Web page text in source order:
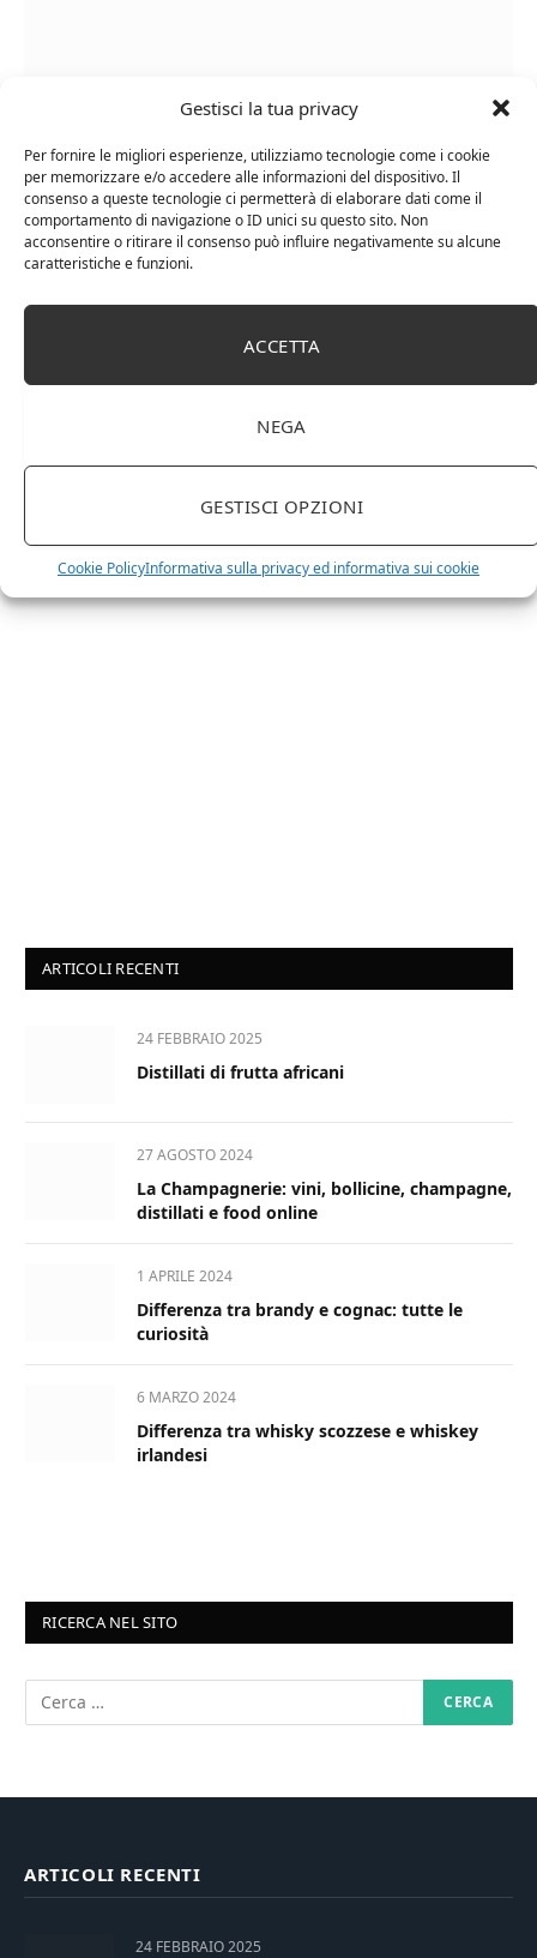
Gestisci la tua privacy
Per fornire le migliori esperienze, utilizziamo tecnologie come i cookie
per memorizzare e/o accedere alle informazioni del dispositivo. Il
consenso a queste tecnologie ci permetterà di elaborare dati come il
comportamento di navigazione o ID unici su questo sito. Non
acconsentire o ritirare il consenso può influire negativamente su alcune
caratteristiche e funzioni.
ACCETTA
NEGA
GESTISCI OPZIONI
Cookie PolicyInformativa sulla privacy ed informativa sui cookie
Le Casematte – Faro (box 6 x 0,75l) Mr. Vino Rosso
PUBBLICITÀ
Ti occupi della produzione e vendita di vini, spumanti,
Hai un negozio specializzato nella vendita di questi
Non hai un sito web o vuoi un restyling del tuo sito
esistente?
sarai ricontattato al più presto.
ARTICOLI RECENTI
24 FEBBRAIO 2025
Distillati di frutta africani
27 AGOSTO 2024
La Champagnerie: vini, bollicine, champagne,
distillati e food online
1 APRILE 2024
Differenza tra brandy e cognac: tutte le
curiosità
6 MARZO 2024
Differenza tra whisky scozzese e whiskey
irlandesi
RICERCA NEL SITO
ARTICOLI RECENTI
24 FEBBRAIO 2025